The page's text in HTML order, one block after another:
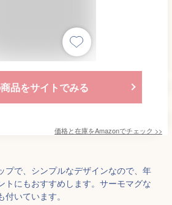
品をサイトでみる
価格と在庫をAmazonでチェック >>
プで、シンプルなデザインなので、年
トにもおすすめします。サーモマグな
いています。